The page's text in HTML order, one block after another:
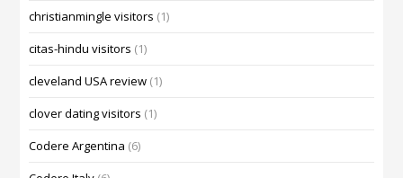
christianmingle visitors (1)
citas-hindu visitors (1)
cleveland USA review (1)
clover dating visitors (1)
Codere Argentina (6)